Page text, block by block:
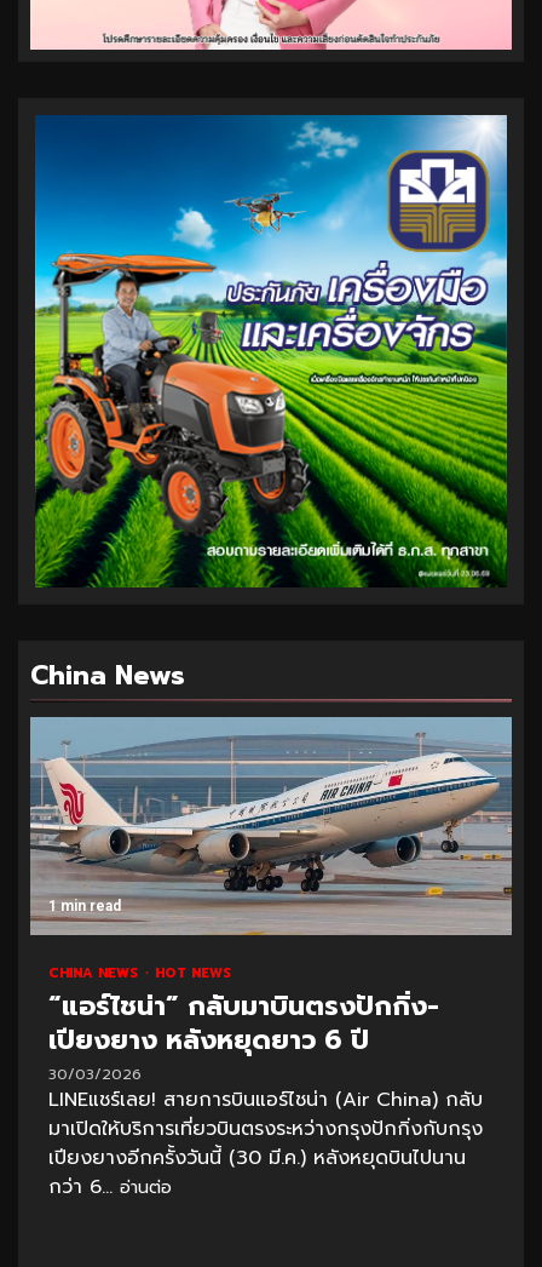
China News
1 min read
CHINA NEWS HOT NEWS
“แอร์ไชน่า” กลับมาบินตรงปักกิ่ง-
เปียงยาง หลังหยุดยาว 6 ปี
30/03/2026
LINEแชร์เลย! สายการบินแอร์ไชน่า (Air China) กลับ
มาเปิดให้บริการเที่ยวบินตรงระหว่างกรุงปักกิ่งกับกรุง
เปียงยางอีกครั้งวันนี้ (30 มี.ค.) หลังหยุดบินไปนาน
กว่า 6... อ่านต่อ